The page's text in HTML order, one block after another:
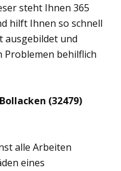
steht Ihnen 365
hilft Ihnen so schnell
ausgebildet und
Problemen behilflich
(32479)
alle Arbeiten
eines